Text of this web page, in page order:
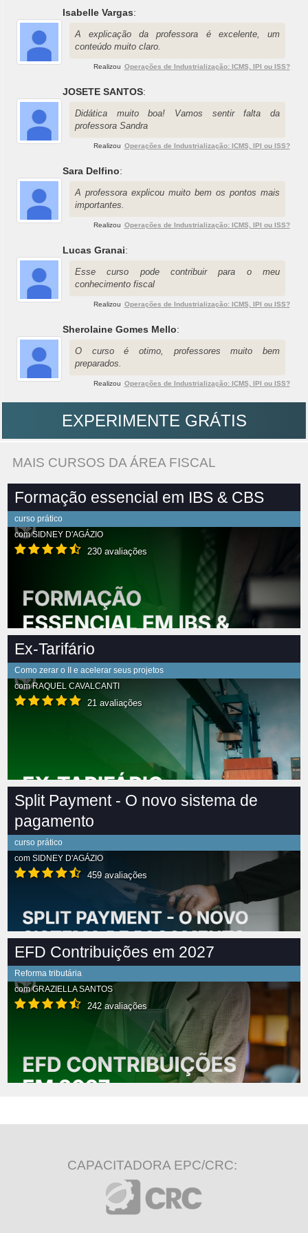
Isabelle Vargas:
A explicação da professora é excelente, um
conteúdo muito claro.
Realizou Operações de Industrialização: ICMS, IPI ou ISS?
JOSETE SANTOS:
Didática muito boa! Vamos sentir falta da
professora Sandra
Realizou Operações de Industrialização: ICMS, IPI ou ISS?
Sara Delfino:
A professora explicou muito bem os pontos mais
importantes.
Realizou Operações de Industrialização: ICMS, IPI ou ISS?
Lucas Granai:
Esse curso pode contribuir para o meu
conhecimento fiscal
Realizou Operações de Industrialização: ICMS, IPI ou ISS?
Sherolaine Gomes Mello:
O curso é otimo, professores muito bem
preparados.
Realizou Operações de Industrialização: ICMS, IPI ou ISS?
EXPERIMENTE GRÁTIS
MAIS CURSOS DA ÁREA FISCAL
Formação essencial em IBS & CBS
curso prático
comSIDNEY D'AGÁZIO
230 avaliações
Ex-Tarifário
Como zerar o II e acelerar seus projetos
comRAQUEL CAVALCANTI
21 avaliações
Split Payment - O novo sistema de
pagamento
curso prático
com SIDNEY D'AGÁZIO
459 avaliações
EFD Contribuições em 2027
Reforma tributária
comGRAZIELLA SANTOS
242 avaliações
CAPACITADORA EPC/CRC: